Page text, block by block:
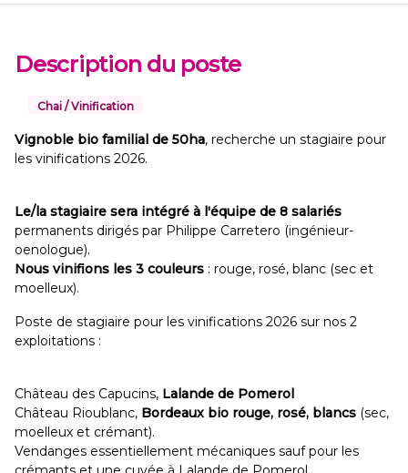
Description du poste
Chai / Vinification
Vignoble bio familial de 50ha, recherche un stagiaire pour
les vinifications 2026.
Le/la stagiaire sera intégré à l'équipe de 8 salariés
permanents dirigés par Philippe Carretero (ingénieur-
oenologue).
Nous vinifions les 3 couleurs : rouge, rosé, blanc (sec et
moelleux).
Poste de stagiaire pour les vinifications 2026 sur nos 2
exploitations :
Château des Capucins, Lalande de Pomerol
Château Rioublanc, Bordeaux bio rouge, rosé, blancs (sec,
moelleux et crémant).
Vendanges essentiellement mécaniques sauf pour les